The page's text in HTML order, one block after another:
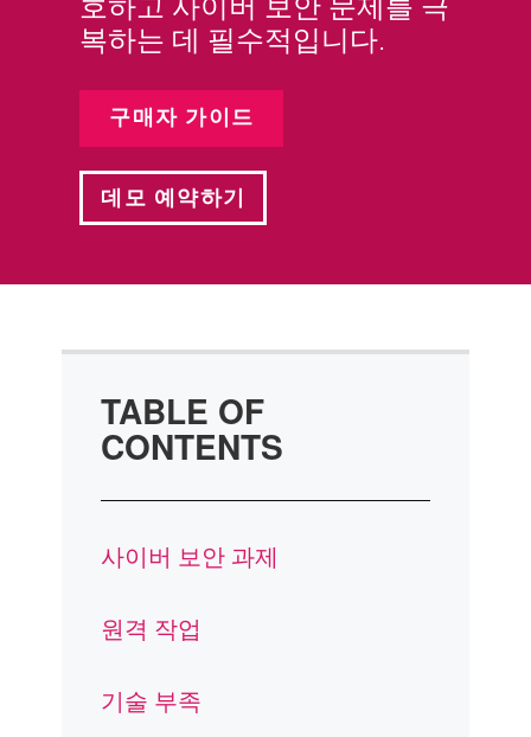
복하는 데 필수적입니다.
구매자 가이드
데모 예약하기
TABLE OF
CONTENTS
사이버 보안 과제
원격 작업
기술 부족